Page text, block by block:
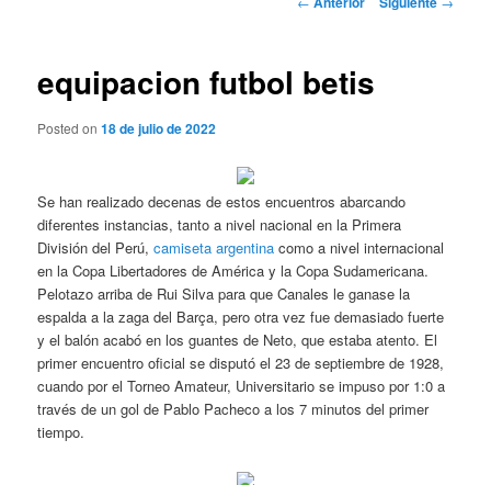
equipacion futbol betis
Posted on18 de julio de 2022
Se han realizado decenas de estos encuentros abarcando
diferentes instancias, tanto a nivel nacional en la Primera
División del Perú,camiseta argentina como a nivel internacional
en la Copa Libertadores de América y la Copa Sudamericana.
Pelotazo arriba de Rui Silva para que Canales le ganase la
espalda a la zaga del Barça, pero otra vez fue demasiado fuerte
y el balón acabó en los guantes de Neto, que estaba atento. El
primer encuentro oficial se disputó el 23 de septiembre de 1928,
cuando por el Torneo Amateur, Universitario se impuso por 1:0 a
través de un gol de Pablo Pacheco a los 7 minutos del primer
tiempo.